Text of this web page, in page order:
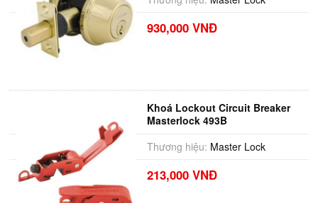
930,000 VNĐ
Khoá Lockout Circuit Breaker
Masterlock 493B
Thương hiệu: Master Lock
213,000 VNĐ